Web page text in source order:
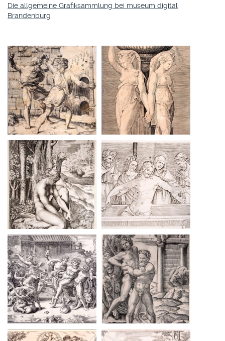
Die allgemeine Grafiksammlung bei museum digital
Brandenburg